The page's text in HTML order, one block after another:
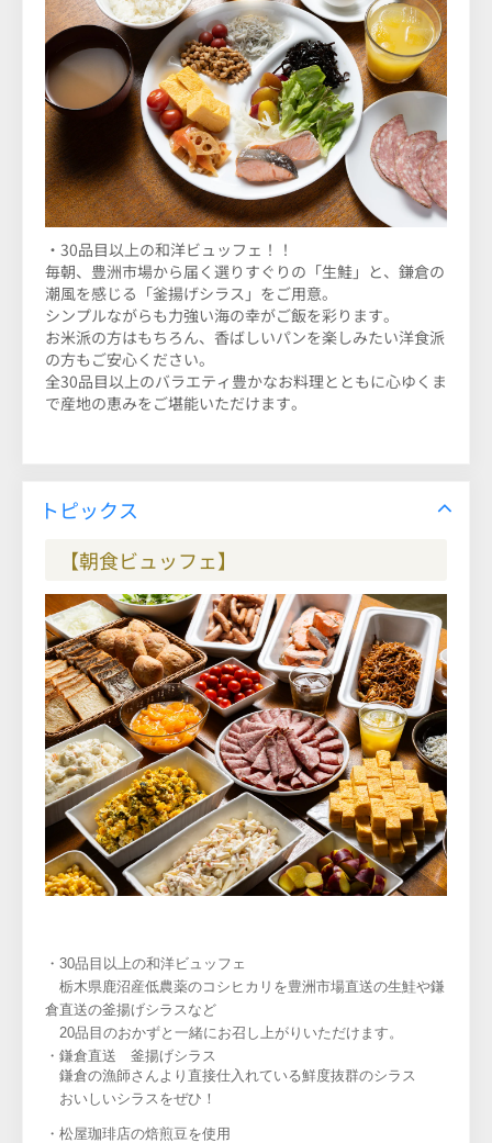
・30品目以上の和洋ビュッフェ！！
毎朝、豊洲市場から届く選りすぐりの「生鮭」と、鎌倉の
潮風を感じる「釜揚げシラス」をご用意。
シンプルながらも力強い海の幸がご飯を彩ります。
お米派の方はもちろん、香ばしいパンを楽しみたい洋食派
の方もご安心ください。
全30品目以上のバラエティ豊かなお料理とともに心ゆくま
で産地の恵みをご堪能いただけます。
トピックス
【朝食ビュッフェ】
・ 30品目以上の和洋ビュッフェ
栃木県鹿沼産低農薬のコシヒカリを豊洲市場直送の生鮭や鎌
倉直送の釜揚げシラスなど
20品目のおかずと一緒にお召し上がりいただけます。
・鎌倉直送 釜揚げシラス
鎌倉の漁師さんより直接仕入れている鮮度抜群のシラス
おいしいシラスをぜひ！
・松屋珈琲店の焙煎豆を使用